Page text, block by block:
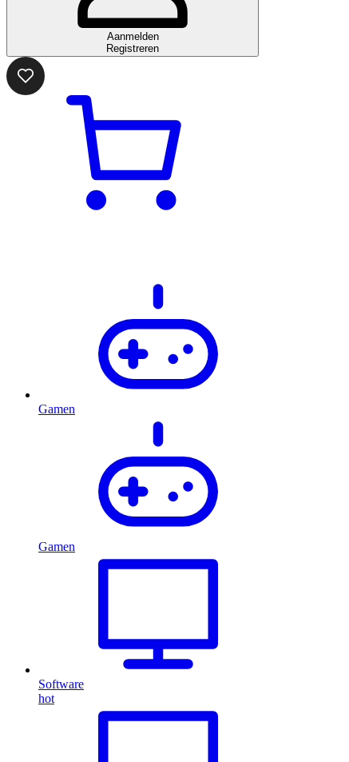
Aanmelden
Registreren
Gamen
Gamen
Software
hot